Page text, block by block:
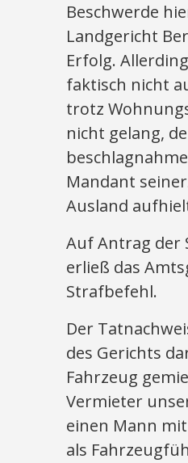
Beschwerde
Landgericht
Erfolg.
faktisch nicht
trotz
nicht gelang,
Mandant
Ausland
Auf Antrag der
erließ das
Strafbefehl.
Der
des Gerichts
Fahrzeug
Vermieter
einen Mann
als